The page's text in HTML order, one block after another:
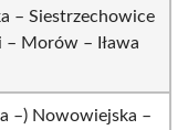
– Siestrzechowice
Morów – Iława
–) Nowowiejska –